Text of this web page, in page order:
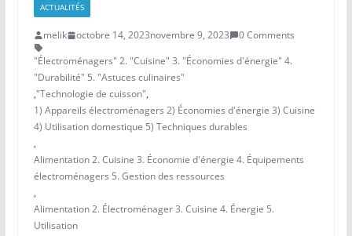
ACTUALITÉS
melik octobre 14, 2023novembre 9, 2023
0 Comments
"Électroménagers" 2. "Cuisine" 3. "Économies d'énergie" 4.
"Durabilité" 5. "Astuces culinaires"
,"Technologie de cuisson",
1) Appareils électroménagers 2) Économies d'énergie 3) Cuisine
4) Utilisation domestique 5) Techniques durables
,
Alimentation 2. Cuisine 3. Économie d'énergie 4. Équipements
électroménagers 5. Gestion des ressources
,
Alimentation 2. Électroménager 3. Cuisine 4. Énergie 5.
Utilisation